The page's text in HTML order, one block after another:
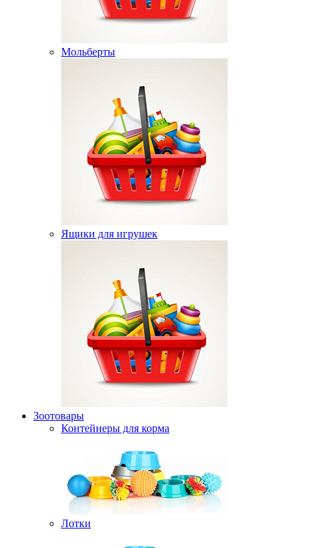
Мольберты
Ящики для игрушек
Зоотовары
Контейнеры для корма
Лотки